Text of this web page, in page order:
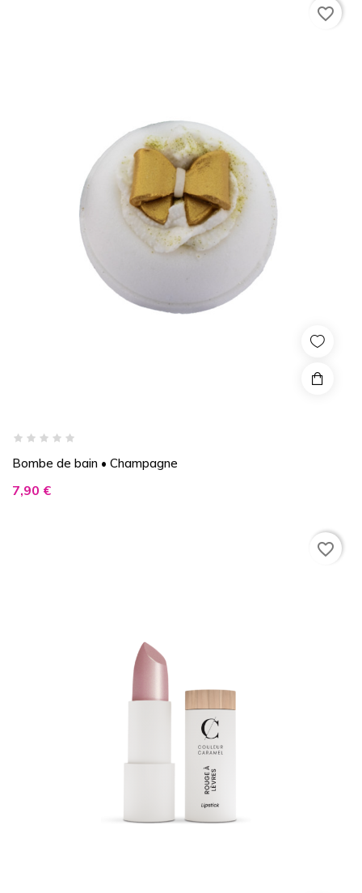
Bombe de bain • Champagne
Prix
7,90 €
favorite_border
favorite_border